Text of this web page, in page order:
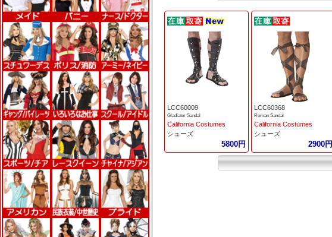
LCC60009
Gladiator Sandal
California Costumes
シューズ
5800円
LCC60368
Roman Sandal
California Costumes
シューズ
2900円